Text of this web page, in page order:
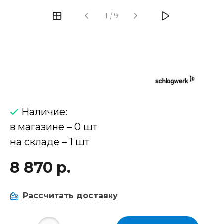
1 / 9
Наличие:
в магазине – 0 шт
на складе – 1 шт
8 870 р.
Рассчитать доставку